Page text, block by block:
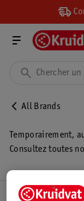
All Brands
Temporairement,
Consultez toutes